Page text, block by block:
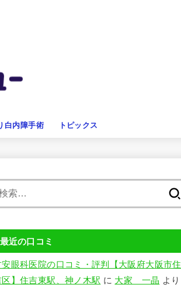
白内障手術 トピックス
最近の口コミ
安眼科医院の口コミ・評判【大阪府大阪市住
区】住吉東駅、神ノ木駅 に 大家 一晶 より